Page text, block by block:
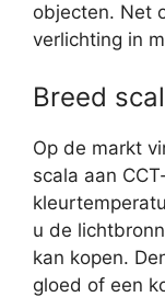
objecten. Net
verlichting in
Breed
Op de markt
scala aan
u de
kan kopen.
gloed of een